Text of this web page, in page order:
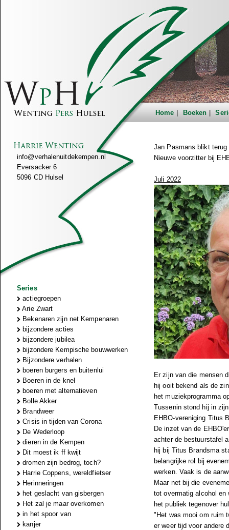
Home Boeken
info@verhalenuitdekempen.nl
Eversacker 6
5096 CD Hulsel
Series
actiegroepen
Arie Zwart
Bekenaren zijn net Kempenaren
bijzondere acties
bijzondere jubilea
bijzondere Kempische bouwwerken
Bijzondere verhalen
boeren burgers en buitenlui
Boeren in de knel
boeren met alternatieven
Bolle Akker
Brandweer
Crisis in tijden van Corona
De Wederloop
dieren in de Kempen
Dit moest ik ff kwijt
dromen zijn bedrog, toch?
Harrie Coppens, wereldfietser
Herinneringen
het geslacht van gisbergen
Het zal je maar overkomen
in het spoor van
kanjer
Jan Pasmans blikt terug
Nieuwe voorzitter bij
Juli 2022
Er zijn van die mensen
hij ooit bekend als de
het muziekprogramma
Tussenin stond hij in
EHBO-vereniging Titus
De inzet van de
achter de bestuurstafel
hij bij Titus Brandsma
belangrijke rol bij
werken. Vaak is de
Maar net bij die
tot overmatig alcohol en
het publiek tegenover
"Het was mooi om ruim
er weer tijd voor andere